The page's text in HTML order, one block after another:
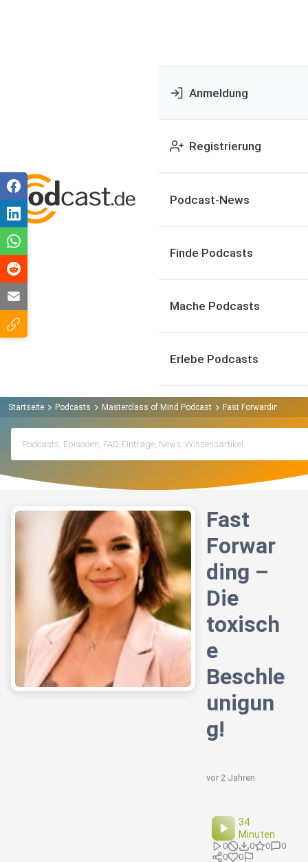
Anmeldung
Registrierung
Podcast-News
Finde Podcasts
Mache Podcasts
Erlebe Podcasts
Startseite Podcasts Masterclass of Mind Podcast Fast Forwarding –
Fast
Forwar
ding –
Die
toxisch
e
Beschle
unigun
g!
vor 2 Jahren
34
Minuten
0 0 0
0
0
0